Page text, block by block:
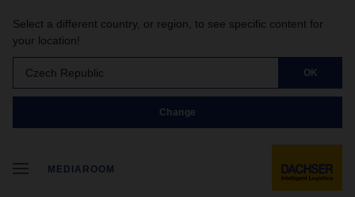
Select a different country, or region, to see specific content for
your location!
Czech Republic OK
Change
MEDIAROOM